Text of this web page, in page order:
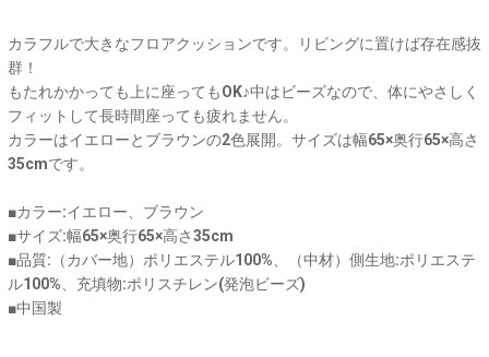
カラフルで大きなフロアクッションです。リビングに置けば存在感抜
群！
もたれかかっても上に座ってもOK♪中はビーズなので、体にやさしく
フィットして長時間座っても疲れません。
カラーはイエローとブラウンの2色展開。サイズは幅65×奥行65×高さ
35cmです。
■カラー:イエロー、ブラウン
■サイズ:幅65×奥行65×高さ35cm
■品質:（カバー地）ポリエステル100%、（中材）側生地:ポリエステ
ル100%、充填物:ポリスチレン(発泡ビーズ)
■中国製